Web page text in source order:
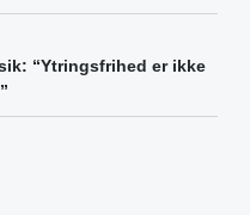
“Ytringsfrihed er ikke